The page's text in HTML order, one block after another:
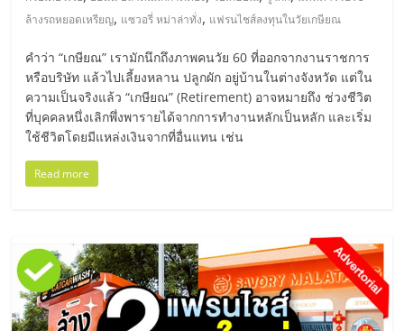
รน
ไชส์
ขาย
แฟ
ไชส์
ล้างรถหยอดเหรียญ, แซวอรี่ หม่าล่าทั่ง, แฟรนไชส์ลงทุนในวัยเกษียณ
คำว่า “เกษียณ” เรามักนึกถึงภาพคนวัย 60 ที่ออกจากงานราชการ
หรือบริษัท แล้วไปเลี้ยงหลาน ปลูกผัก อยู่บ้านในต่างจังหวัด แต่ใน
ความเป็นจริงแล้ว “เกษียณ” (Retirement) อาจหมายถึง ช่วงชีวิต
ที่บุคคลหนึ่งเลิกพึ่งพารายได้จากการทำงานหลักเป็นหลัก และเริ่ม
ใช้ชีวิตโดยมีแหล่งเงินจากที่อื่นแทน เช่น
Read more